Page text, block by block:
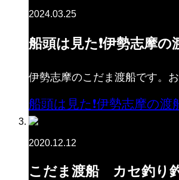
2024.03.25
船頭は見た❗️伊勢志摩
伊勢志摩のこだま渡船です。
船頭は見た❗️伊勢志摩の
2020.12.12
こだま渡船 カセ釣り